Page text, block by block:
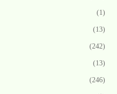
(1)
(13)
(242)
(13)
(246)